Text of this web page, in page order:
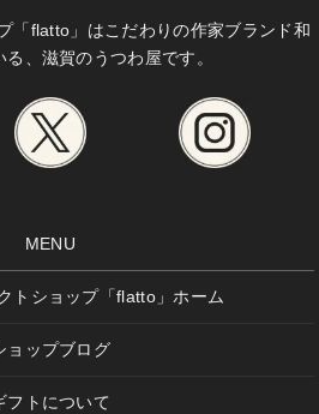
「flatto」はこだわりの作家ブランド和
、滋賀のうつわ屋です。
MENU
トショップ「flatto」ホーム
ョップブログ
フトについて